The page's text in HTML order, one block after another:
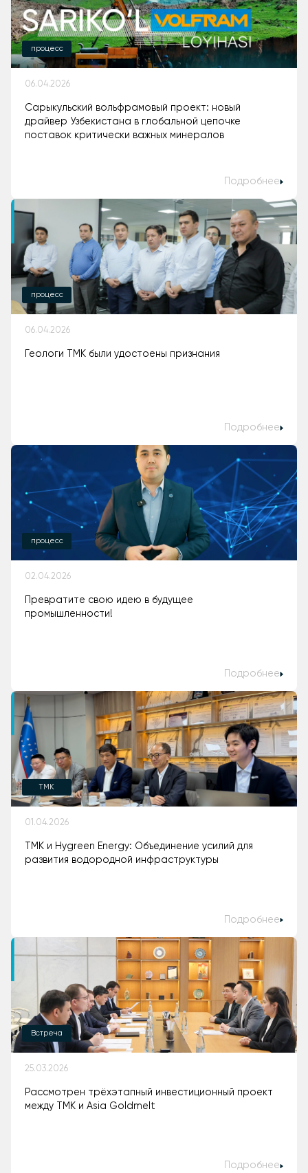
процесс
06.04.2026
Сарыкульский вольфрамовый проект: новый
драйвер Узбекистана в глобальной цепочке
поставок критически важных минералов
Подробнее
процесс
06.04.2026
Геологи ТМК были удостоены признания
Подробнее
процесс
02.04.2026
Превратите свою идею в будущее
промышленности!
Подробнее
TMK
01.04.2026
ТМК и Hygreen Energy: Объединение усилий для
развития водородной инфраструктуры
Подробнее
Встреча
25.03.2026
Рассмотрен трёхэтапный инвестиционный проект
между ТМК и Asia Goldmelt
Подробнее